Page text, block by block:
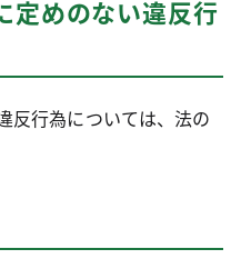
定めのない違反行
行為については、法の